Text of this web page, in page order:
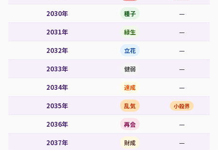
2030年 種子
—
2031年
緑生
—
2032年
立花
—
2033年
健弱
—
2034年
達成
—
2035年
乱気 小殺界
2036年 再会
—
2037年
財成
—